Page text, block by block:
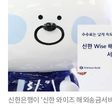
신한은행이 '신한 와이즈 해외송금서